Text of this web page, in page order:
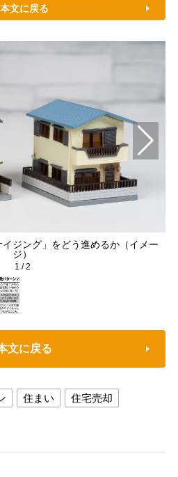
本文に戻る
ジング」をどう進めるか（イメー
ジ）
1 /2
文に戻る
住まい
住宅売却